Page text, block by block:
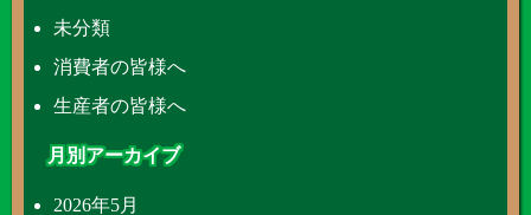
未分類
消費者の皆様へ
生産者の皆様へ
月別アーカイブ
2026年5月